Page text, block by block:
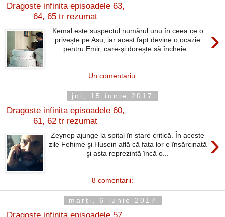
Dragoste infinita episoadele 63,
64, 65 tr rezumat
›
Kemal este suspectul numărul unu în ceea ce o
priveşte pe Asu, iar acest fapt devine o ocazie
pentru Emir, care-şi doreşte să încheie...
Un comentariu:
joi, 15 iunie 2017
Dragoste infinita episoadele 60,
61, 62 tr rezumat
›
Zeynep ajunge la spital în stare critică. În aceste
zile Fehime şi Husein află că fata lor e însărcinată
şi asta reprezintă încă o...
8 comentarii:
marți, 6 iunie 2017